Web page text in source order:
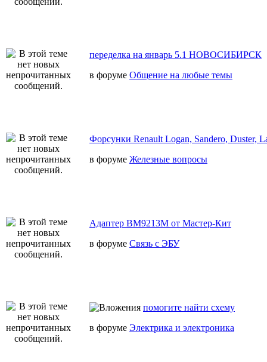
переделка на январь 5.1 НОВОСИБИРСК
в форуме Общение на любые темы
Форсунки Renault Logan, Sandero, Duster,
в форуме Железные вопросы
Адаптер BM9213M от Мастер-Кит
в форуме Связь с ЭБУ
помогите найти схему
в форуме Электрика и электроника